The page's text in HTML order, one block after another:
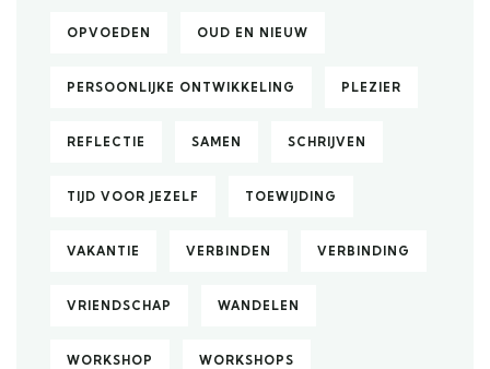
OPVOEDEN OUD EN NIEUW
PERSOONLIJKE ONTWIKKELING PLEZIER
REFLECTIE SAMEN SCHRIJVEN
TIJD VOOR JEZELF TOEWIJDING
VAKANTIE VERBINDEN VERBINDING
VRIENDSCHAP WANDELEN
WORKSHOP WORKSHOPS